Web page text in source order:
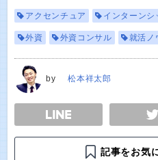
アクセンチュア インターンシ
外資 外資コンサル 就活ノ
by 松本祥太郎
TWEET
記事をお気